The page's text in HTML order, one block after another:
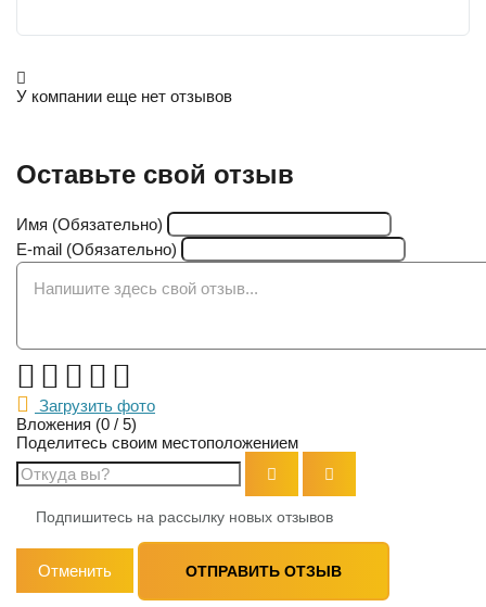
У компании еще нет отзывов
Оставьте свой отзыв
Имя (Обязательно)
E-mail (Обязательно)
Оцените компанию:
Загрузить фото
Вложения (0 / 5)
Поделитесь своим местоположением
Подпишитесь на рассылку новых отзывов
Отменить ОТПРАВИТЬ ОТЗЫВ